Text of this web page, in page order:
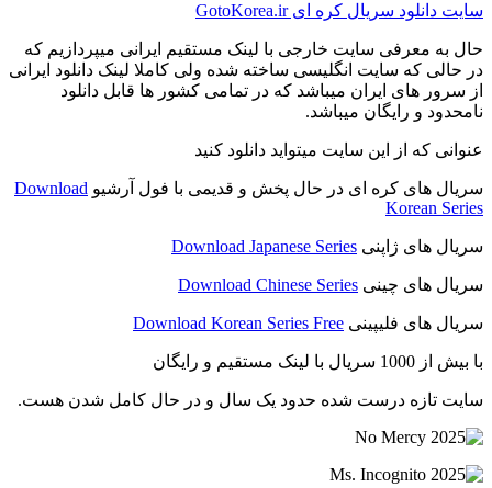
سایت دانلود سریال کره ای GotoKorea.ir
حال به معرفی سایت خارجی با لینک مستقیم ایرانی میپردازیم که
در حالی که سایت انگلیسی ساخته شده ولی کاملا لینک دانلود ایرانی
از سرور های ایران میباشد که در تمامی کشور ها قابل دانلود
نامحدود و رایگان میباشد.
عنوانی که از این سایت میتواید دانلود کنید
سریال های کره ای در حال پخش و قدیمی با فول آرشیو Download
Korean Series
سریال های ژاپنی Download Japanese Series
سریال های چینی Download Chinese Series
سریال های فلیپینی Download Korean Series Free
با بیش از 1000 سریال با لینک مستقیم و رایگان
سایت تازه درست شده حدود یک سال و در حال کامل شدن هست.